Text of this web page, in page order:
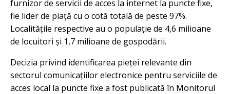
furnizor de servicii de acces la internet la puncte fixe,
fie lider de piață cu o cotă totală de peste 97%.
Localitățile respective au o populație de 4,6 milioane
de locuitori și 1,7 milioane de gospodării.
Decizia privind identificarea pieței relevante din
sectorul comunicațiilor electronice pentru serviciile de
acces local la puncte fixe a fost publicată în Monitorul